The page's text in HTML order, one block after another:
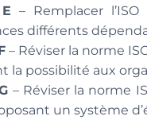
– Remplacer
différents
– Réviser la norme
la possibilité aux
– Réviser la norme
un système